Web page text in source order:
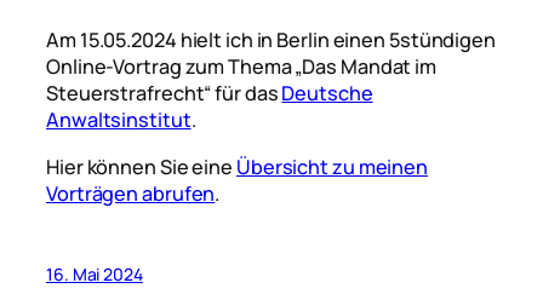
Am 15.05.2024 hielt ich in Berlin einen 5stündigen
Online-Vortrag zum Thema „Das Mandat im
Steuerstrafrecht“ für dasDeutsche
Anwaltsinstitut.
Hier können Sie eine Übersicht zu meinen
Vorträgen abrufen.
16. Mai 2024